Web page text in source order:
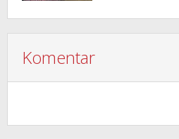
Komentar